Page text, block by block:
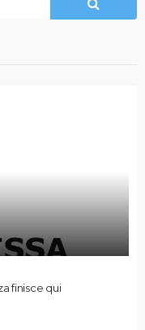
finisce qui